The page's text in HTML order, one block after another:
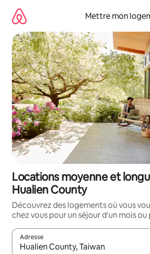
directement
contenu
Mettre mon
Locations moyenne et
Hualien County
Découvrez des logements où vous
chez vous pour un séjour d'un mois ou
Adresse
Lorsque les résultats s'affichent, utilisez